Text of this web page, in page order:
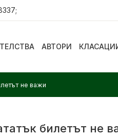
АВТОРИ
не важи
билетът не